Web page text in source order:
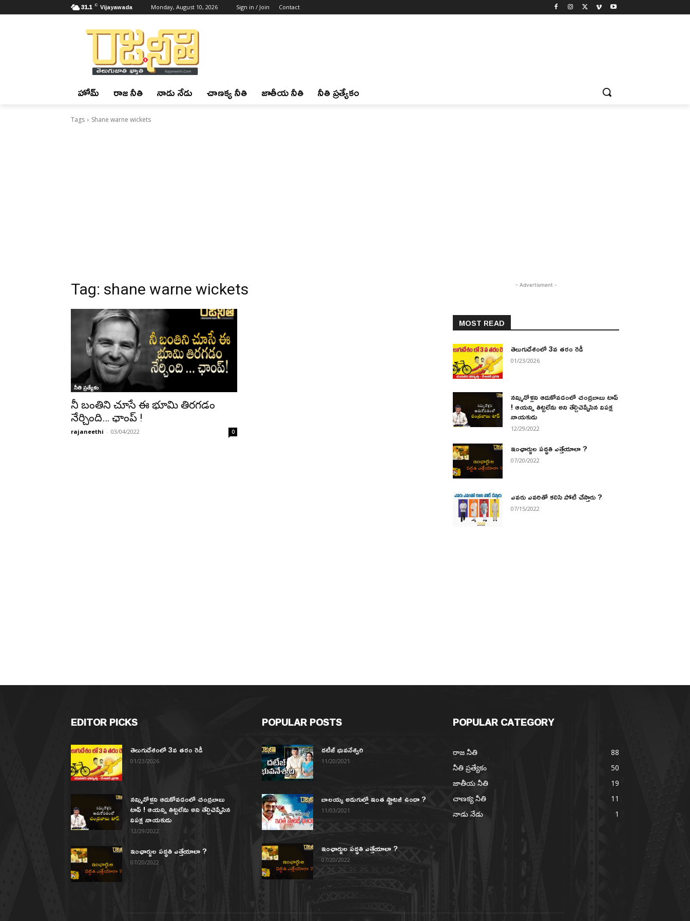
31.1 C Vijayawada Monday, August 10, 2026 Sign in / Join Contact
హోమ్ రాజ నీతి నాడు నేడు చాణక్య నీతి జాతీయ నీతి నీతి ప్రత్యేకం
Tags Shane warne wickets
Tag: shane warne wickets
నీతి ప్రత్యేకం
నీ బంతిని చూసే ఈ భూమి తిరగడం
నేర్చింది… ఛాంప్ !
rajaneethi - 03/04/2022 0
- Advertisment -
MOST READ
తెలుగుదేశంలో 3వ తరం రెడీ
01/23/2026
నమ్మినోళ్లని ఆదుకోవడంలో చంద్రబాబు టాప్
! ఆయన్ని తిట్టలేను అని తేల్చిచెప్పేసిన విపక్ష
నాయకుడు
12/29/2022
ఇంఛార్జుల పద్ధతి ఎత్తేయాలా ?
07/20/2022
ఎవరు ఎవరితో కలిసి పోటీ చేస్తారు ?
07/15/2022
EDITOR PICKS
తెలుగుదేశంలో 3వ తరం రెడీ
01/23/2026
నమ్మినోళ్లని ఆదుకోవడంలో చంద్రబాబు
టాప్ ! ఆయన్ని తిట్టలేను అని తేల్చిచెప్పేసిన
విపక్ష నాయకుడు
12/29/2022
ఇంఛార్జుల పద్ధతి ఎత్తేయాలా ?
07/20/2022
POPULAR POSTS
దటీజ్ భువనేశ్వరి
11/20/2021
బాలయ్య అడుగుల్లో ఇంత స్ట్రాటజీ ఉందా ?
11/03/2021
ఇంఛార్జుల పద్ధతి ఎత్తేయాలా ?
07/20/2022
POPULAR CATEGORY
రాజ నీతి
88
నీతి ప్రత్యేకం
50
జాతీయ నీతి
19
చాణక్య నీతి
11
నాడు నేడు
1